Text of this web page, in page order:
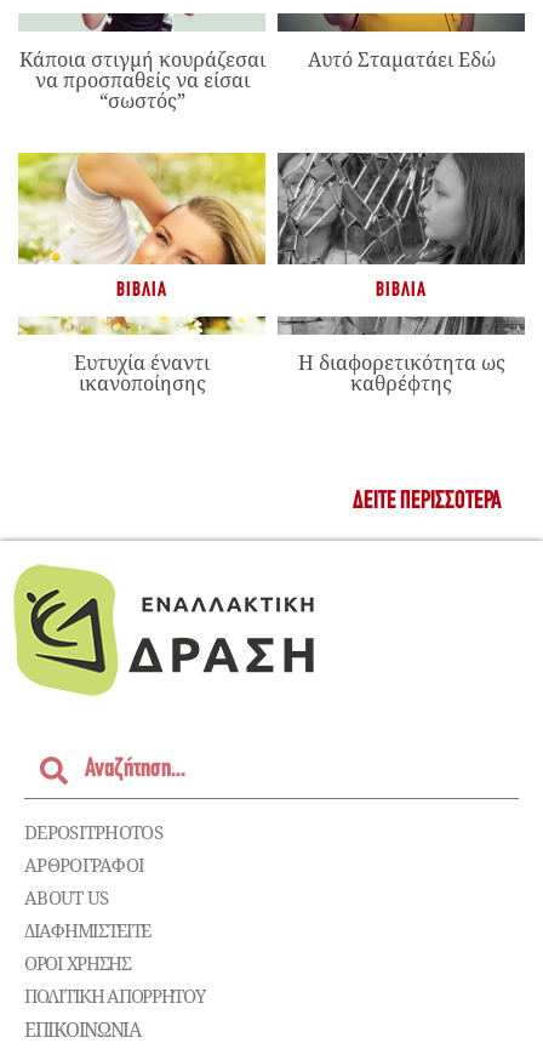
Κάποια στιγμή κουράζεσαι
να προσπαθείς να είσαι
“σωστός”
Αυτό Σταματάει Εδώ
ΒΙΒΛΊΑ
Ευτυχία έναντι
ικανοποίησης
ΒΙΒΛΊΑ
Η διαφορετικότητα ως
καθρέφτης
ΔΕΊΤΕ ΠΕΡΙΣΣΌΤΕΡΑ
DEPOSITPHOTOS
ΑΡΘΡΟΓΡΑΦΟΙ
ABOUT US
ΔΙΑΦΗΜΙΣΤΕΊΤΕ
ΌΡΟΙ ΧΡΉΣΗΣ
ΠΟΛΙΤΙΚΉ ΑΠΟΡΡΉΤΟΥ
ΕΠΙΚΟΙΝΩΝΊΑ